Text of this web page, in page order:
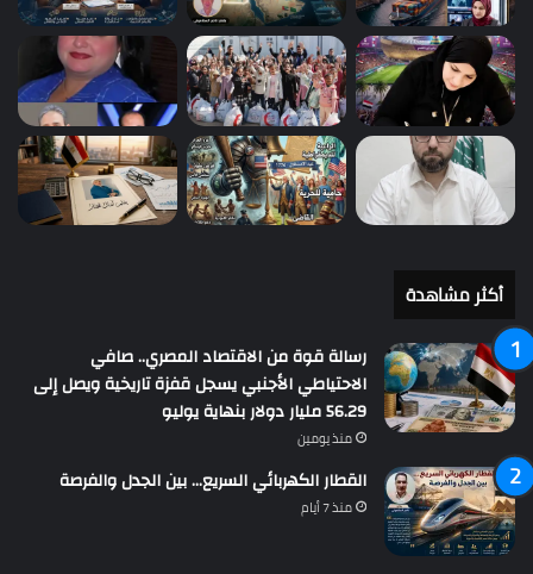
أكثر مشاهدة
رسالة قوة من الاقتصاد المصري.. صافي
الاحتياطي الأجنبي يسجل قفزة تاريخية ويصل إلى
56.29 مليار دولار بنهاية يوليو
منذ يومين
القطار الكهربائي السريع… بين الجدل والفرصة
منذ 7 أيام